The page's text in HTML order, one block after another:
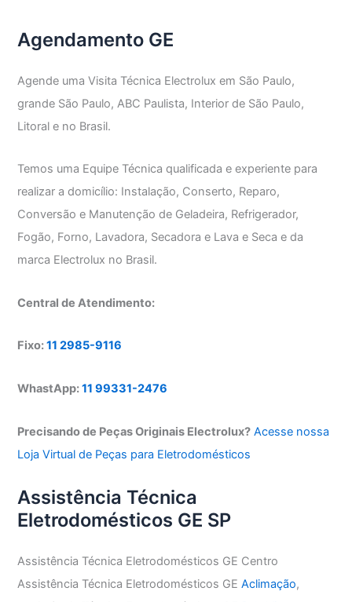
Agendamento GE
Agende uma Visita Técnica Electrolux em São Paulo,
grande São Paulo, ABC Paulista, Interior de São Paulo,
Litoral e no Brasil.
Temos uma Equipe Técnica qualificada e experiente para
realizar a domicílio: Instalação, Conserto, Reparo,
Conversão e Manutenção de Geladeira, Refrigerador,
Fogão, Forno, Lavadora, Secadora e Lava e Seca e da
marca Electrolux no Brasil.
Central de Atendimento:
Fixo:11 2985-9116
WhastApp:11 99331-2476
Precisando de Peças Originais Electrolux? Acesse nossa
Loja Virtual de Peças para Eletrodomésticos
Assistência Técnica
Eletrodomésticos GE SP
Assistência Técnica Eletrodomésticos GE Centro
Assistência Técnica Eletrodomésticos GEAclimação,